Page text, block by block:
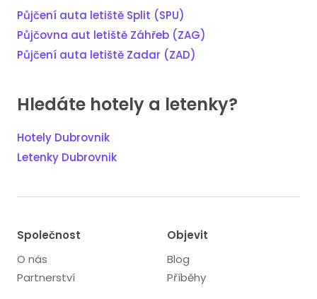
Půjčení auta letiště Split (SPU)
Půjčovna aut letiště Záhřeb (ZAG)
Půjčení auta letiště Zadar (ZAD)
Hledáte hotely a letenky?
Hotely Dubrovnik
Letenky Dubrovnik
Společnost
O nás
Partnerství
Objevit
Blog
Příběhy